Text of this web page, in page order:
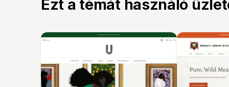
Ezt a témát használó